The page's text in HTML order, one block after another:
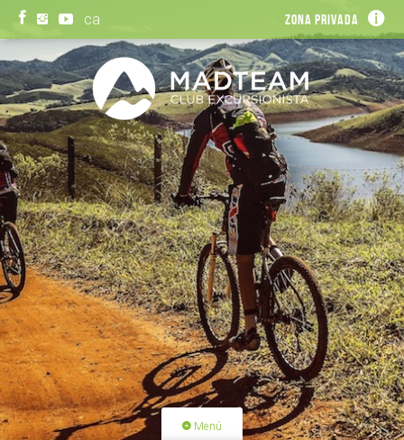
ca Zona privada
Menú